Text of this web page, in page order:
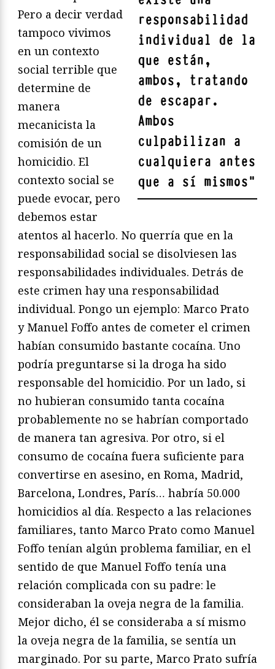
responsabilidad
individual de la
que están,
ambos, tratando
de escapar.
Ambos
culpabilizan a
cualquiera antes
que a sí mismos"
Pero a decir verdad
tampoco vivimos
en un contexto
social terrible que
determine de
manera
mecanicista la
comisión de un
homicidio. El
contexto social se
puede evocar, pero
debemos estar
atentos al hacerlo. No querría que en la
responsabilidad social se disolviesen las
responsabilidades individuales. Detrás de
este crimen hay una responsabilidad
individual. Pongo un ejemplo: Marco Prato
y Manuel Foffo antes de cometer el crimen
habían consumido bastante cocaína. Uno
podría preguntarse si la droga ha sido
responsable del homicidio. Por un lado, si
no hubieran consumido tanta cocaína
probablemente no se habrían comportado
de manera tan agresiva. Por otro, si el
consumo de cocaína fuera suficiente para
convertirse en asesino, en Roma, Madrid,
Barcelona, Londres, París… habría 50.000
homicidios al día. Respecto a las relaciones
familiares, tanto Marco Prato como Manuel
Foffo tenían algún problema familiar, en el
sentido de que Manuel Foffo tenía una
relación complicada con su padre: le
consideraban la oveja negra de la familia.
Mejor dicho, él se consideraba a sí mismo
la oveja negra de la familia, se sentía un
marginado. Por su parte, Marco Prato sufría